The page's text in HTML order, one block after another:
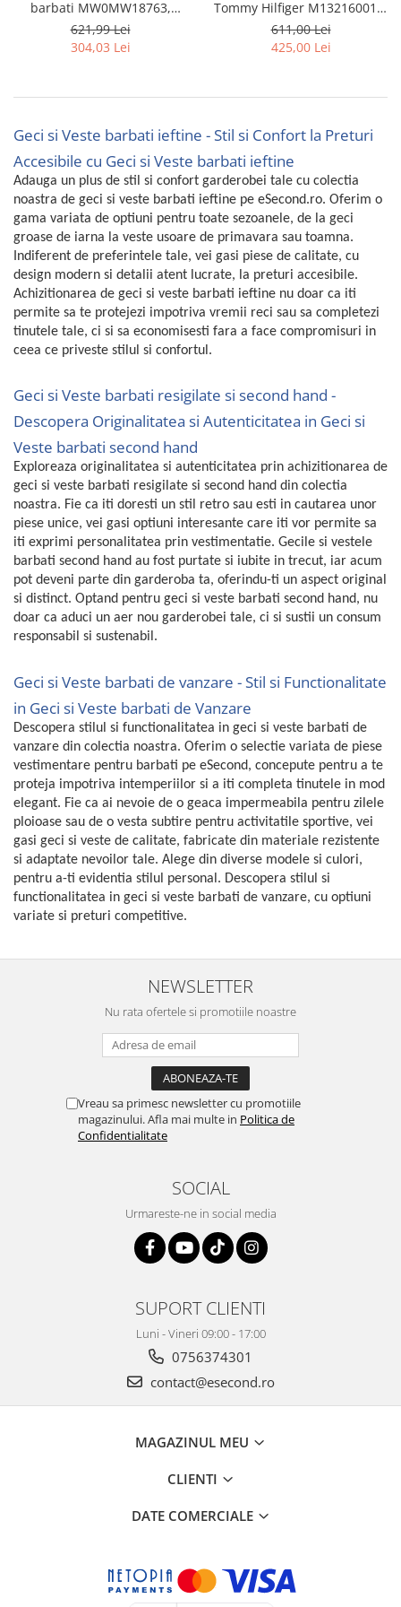
barbati MW0MW18763,
negru, 3XL - OUTLET
621,99 Lei
304,03 Lei
Tommy Hilfiger M132160012,
negru, marime M - OUTLET
611,00 Lei
425,00 Lei
Geci si Veste barbati ieftine - Stil si Confort la Preturi
Accesibile cu Geci si Veste barbati ieftine
Adauga un plus de stil si confort garderobei tale cu colectia
noastra de geci si veste barbati ieftine pe eSecond.ro. Oferim o
gama variata de optiuni pentru toate sezoanele, de la geci
groase de iarna la veste usoare de primavara sau toamna.
Indiferent de preferintele tale, vei gasi piese de calitate, cu
design modern si detalii atent lucrate, la preturi accesibile.
Achizitionarea de geci si veste barbati ieftine nu doar ca iti
permite sa te protejezi impotriva vremii reci sau sa completezi
tinutele tale, ci si sa economisesti fara a face compromisuri in
ceea ce priveste stilul si confortul.
Geci si Veste barbati resigilate si second hand -
Descopera Originalitatea si Autenticitatea in Geci si
Veste barbati second hand
Exploreaza originalitatea si autenticitatea prin achizitionarea de
geci si veste barbati resigilate si second hand din colectia
noastra. Fie ca iti doresti un stil retro sau esti in cautarea unor
piese unice, vei gasi optiuni interesante care iti vor permite sa
iti exprimi personalitatea prin vestimentatie. Gecile si vestele
barbati second hand au fost purtate si iubite in trecut, iar acum
pot deveni parte din garderoba ta, oferindu-ti un aspect original
si distinct. Optand pentru geci si veste barbati second hand, nu
doar ca aduci un aer nou garderobei tale, ci si sustii un consum
responsabil si sustenabil.
Geci si Veste barbati de vanzare - Stil si Functionalitate
in Geci si Veste barbati de Vanzare
Descopera stilul si functionalitatea in geci si veste barbati de
vanzare din colectia noastra. Oferim o selectie variata de piese
vestimentare pentru barbati pe eSecond, concepute pentru a te
proteja impotriva intemperiilor si a iti completa tinutele in mod
elegant. Fie ca ai nevoie de o geaca impermeabila pentru zilele
ploioase sau de o vesta subtire pentru activitatile sportive, vei
gasi geci si veste de calitate, fabricate din materiale rezistente
si adaptate nevoilor tale. Alege din diverse modele si culori,
pentru a-ti evidentia stilul personal. Descopera stilul si
functionalitatea in geci si veste barbati de vanzare, cu optiuni
variate si preturi competitive.
NEWSLETTER
Nu rata ofertele si promotiile noastre
Vreau sa primesc newsletter cu promotiile
magazinului. Afla mai multe in Politica de
Confidentialitate
SOCIAL
Urmareste-ne in social media
SUPORT CLIENTI
Luni - Vineri 09:00 - 17:00
0756374301
contact@esecond.ro
MAGAZINUL MEU
CLIENTI
DATE COMERCIALE